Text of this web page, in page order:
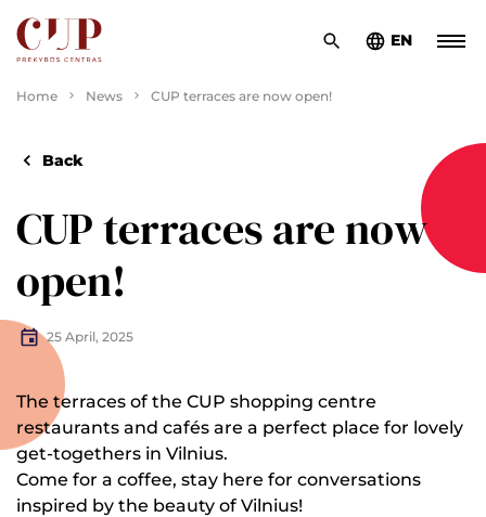
EN
Home News CUP terraces are now open!
Back
CUP terraces are now
open!
25 April, 2025
The terraces of the CUP shopping centre
restaurants and cafés are a perfect place for lovely
get-togethers in Vilnius.
Come for a coffee, stay here for conversations
inspired by the beauty of Vilnius!